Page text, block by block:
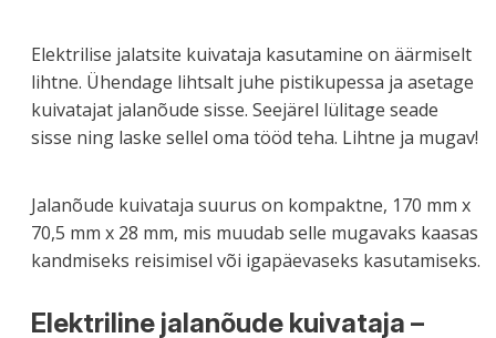
Elektrilise jalatsite kuivataja kasutamine on äärmiselt
lihtne. Ühendage lihtsalt juhe pistikupessa ja asetage
kuivatajat jalanõude sisse. Seejärel lülitage seade
sisse ning laske sellel oma tööd teha. Lihtne ja mugav!
Jalanõude kuivataja suurus on kompaktne, 170 mm x
70,5 mm x 28 mm, mis muudab selle mugavaks kaasas
kandmiseks reisimisel või igapäevaseks kasutamiseks.
Elektriline jalanõude kuivataja –